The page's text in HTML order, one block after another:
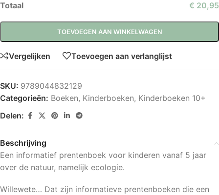
Totaal € 20,95
TOEVOEGEN AAN WINKELWAGEN
Vergelijken Toevoegen aan verlanglijst
SKU: 9789044832129
Categorieën: Boeken, Kinderboeken, Kinderboeken 10+
Delen:
Beschrijving
Een informatief prentenboek voor kinderen vanaf 5 jaar
over de natuur, namelijk ecologie.
Willewete… Dat zijn informatieve prentenboeken die een